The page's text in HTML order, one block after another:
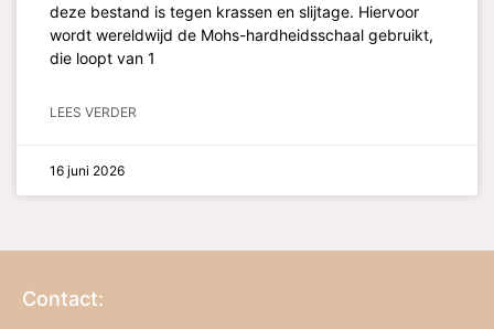
deze bestand is tegen krassen en slijtage. Hiervoor
wordt wereldwijd de Mohs-hardheidsschaal gebruikt,
die loopt van 1
LEES VERDER
16 juni 2026
Contact: